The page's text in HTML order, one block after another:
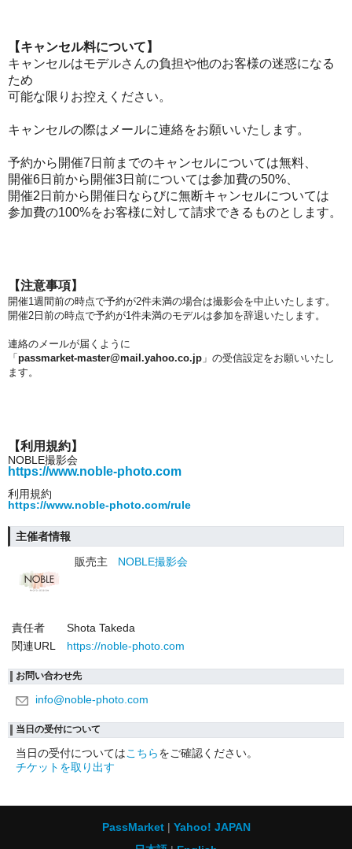
【キャンセル料について】
キャンセルはモデルさんの負担や他のお客様の迷惑になる
ため
可能な限りお控えください。
キャンセルの際はメールに連絡をお願いいたします。
予約から開催7日前までのキャンセルについては無料、
開催6日前から開催3日前については参加費の50%、
開催2日前から開催日ならびに無断キャンセルについては
参加費の100%をお客様に対して請求できるものとします。
【注意事項】
開催1週間前の時点で予約が2件未満の場合は撮影会を中止いたします。
開催2日前の時点で予約が1件未満のモデルは参加を辞退いたします。
連絡のメールが届くように
「 passmarket-master@mail.yahoo.co.jp 」の受信設定をお願いいたし
ます。
【利用規約】
NOBLE撮影会
https://www.noble-photo.com
利用規約
https://www.noble-photo.com/rule
主催者情報
販売主
NOBLE撮影会
責任者
Shota Takeda
関連URL
https://noble-photo.com
お問い合わせ先
info@noble-photo.com
当日の受付について
当日の受付についてはこちらをご確認ください。
チケットを取り出す
PassMarket
Yahoo! JAPAN